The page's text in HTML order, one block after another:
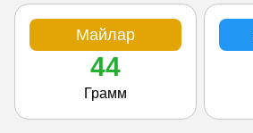
Майлар
44
Грамм